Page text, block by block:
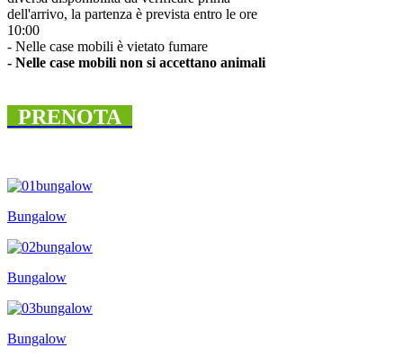
dell'arrivo, la partenza è prevista entro le ore
10:00
- Nelle case mobili è vietato fumare
- Nelle case mobili non si accettano animali
PRENOTA
Bungalow
Bungalow
Bungalow